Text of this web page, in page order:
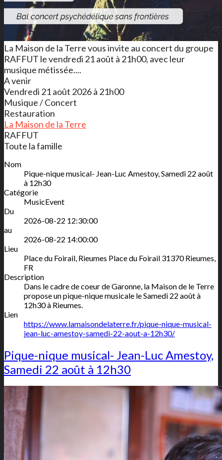
La Maison de la Terre vous invite au concert du groupe
RAFFUT le vendredi 21 août à 21h00, avec leur
musique métissée....
A venir
Vendredi 21 août 2026 à 21h00
Musique / Concert
Restauration
La Maison de la Terre
RAFFUT
Toute la famille
Nom
Pique-nique musical- Jean-Luc Amestoy, Samedi 22 août
à 12h30
Catégorie
MusicEvent
Du
2026-08-22 12:30:00
au
2026-08-22 14:00:00
Lieu
Place du Foirail, Rieumes Place du Foirail 31370 Rieumes
FR
Description
Dans le cadre de coeur de Garonne, la Maison de le Terre
propose un pique-nique musicale le Samedi 22 août à
12h30 à Rieumes.
Lien
https://www.lamaisondelaterre.fr/pique-nique-musical-
jean-luc-amestoy-samedi-22-aout-a-12h30/
Pique-nique musical- Jean-Luc Amestoy,
Samedi 22 août à 12h30